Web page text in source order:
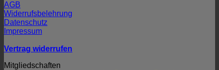
AGB
Widerrufsbelehrung
Datenschutz
Impressum
Vertrag widerrufen
Mitgliedschaften